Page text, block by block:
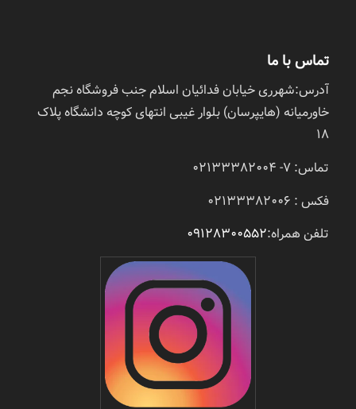
تماس با ما
آدرس:شهرری خیابان فدائیان اسلام جنب فروشگاه نجم
خاورمیانه (هایپرسان) بلوار غیبی انتهای کوچه دانشگاه پلاک
18
تماس: 7- 02133382004
فکس : 02133382006
تلفن همراه:09128300552